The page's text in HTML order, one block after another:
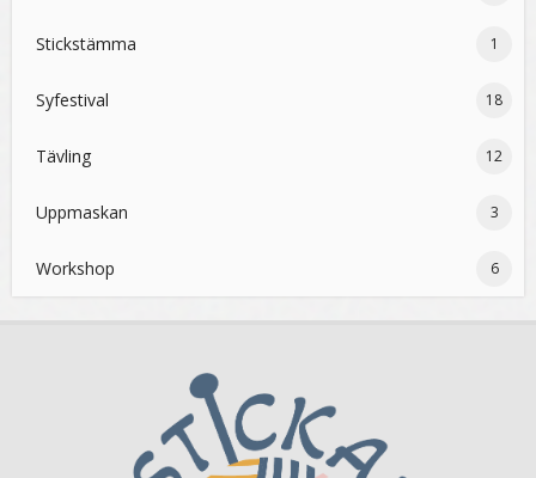
Stickstämma 1
Syfestival 18
Tävling 12
Uppmaskan 3
Workshop 6